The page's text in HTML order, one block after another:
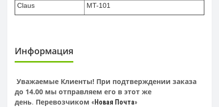
Claus
MT-101
Информация
Уважаемые Клиенты! При подтверждении заказа
до 14.00 мы отправляем его в этот же
день. Перевозчиком «Новая Почта»